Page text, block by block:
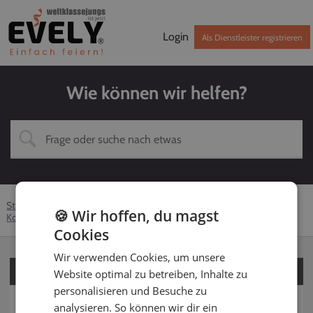
Login Als Dienstleister registrieren
Wie können wir helfen?
Startseite
Kontaktaufnahme
Kontakt vor Buchung
Für Kunden
Für Dienstleister
🍪 Wir hoffen, du magst
Cookies
Wir verwenden Cookies, um unsere
Website optimal zu betreiben, Inhalte zu
personalisieren und Besuche zu
analysieren. So können wir dir ein